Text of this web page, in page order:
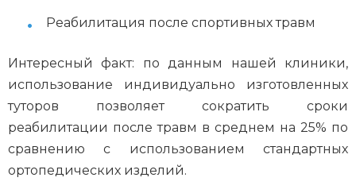
Реабилитация после спортивных травм
Интересный факт: по данным нашей клиники,
использование индивидуально изготовленных
туторов позволяет сократить сроки
реабилитации после травм в среднем на 25% по
сравнению с использованием стандартных
ортопедических изделий.